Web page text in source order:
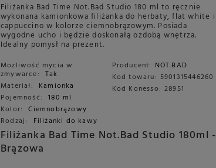
Filiżanka Bad Time Not.Bad Studio 180 ml to ręcznie
wykonana kamionkowa filiżanka do herbaty, flat white i
cappuccino w kolorze ciemnobrązowym. Posiada
wygodne ucho i będzie doskonałą ozdobą wnętrza.
Idealny pomysł na prezent.
Możliwość mycia w
zmywarce: Tak
Materiał: Kamionka
Pojemność: 180 ml
Kolor: Ciemnobrązowy
Rodzaj:
Filiżanki do kawy
Producent: NOT.BAD
Kod towaru: 5901315446260
Kod Konesso: 28951
Filiżanka Bad Time Not.Bad Studio 180ml -
Brązowa